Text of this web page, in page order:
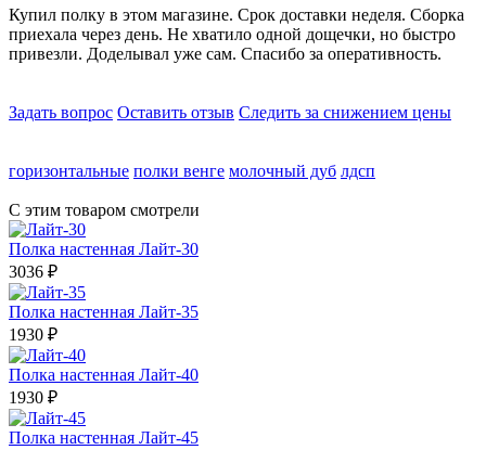
Купил полку в этом магазине. Срок доставки неделя. Сборка
приехала через день. Не хватило одной дощечки, но быстро
привезли. Доделывал уже сам. Спасибо за оперативность.
Задать вопрос Оставить отзыв Следить за снижением цены
горизонтальные полки венге молочный дуб лдсп
С этим товаром смотрели
Полка настенная Лайт-30
3036 ₽
Полка настенная Лайт-35
1930 ₽
Полка настенная Лайт-40
1930 ₽
Полка настенная Лайт-45